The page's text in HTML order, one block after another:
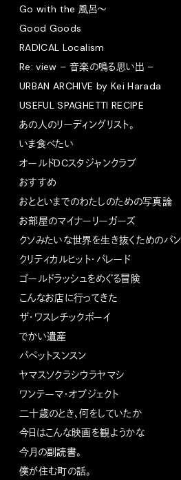
Go with the 風呂〜
Good Goods
RADICAL Localism
Re: view – 音楽の鳴る思い出 –
URBAN ARCHIVE by Kei Harada
USEFUL SPAGHETTI RECIPE
あの人のリーディングリスト。
いま食べたい
オールドDCスタジャンクラブ
おすすめ
おとといまでのわたしのための写真論
お部屋のマイナーリーガーズ
クソみたいな世界を生き抜くためのパ
クリティカルヒット・パレード
ゴールドラッシュをめぐる冒険
こんなお店に行ってきた
ザ・ワスレチックボーイ
でかい遺産
パペットスンスン
ヤマスソクラシウラヤマシ
ワンテーマ・オブジェクト
二十歳のとき、何をしていたか
今日はこんな映画を観ようかな
今月の副読書。
僕が住む町の話。